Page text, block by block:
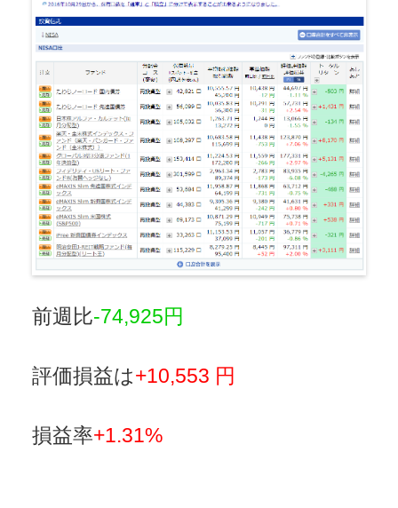
前週比-74,925円
評価損益は+10,553 円
損益率+1.31%